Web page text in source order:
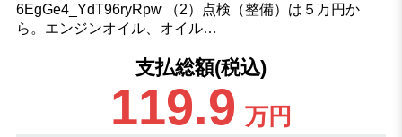
6EgGe4_YdT96ryRpw （2）点検（整備）は５万円か
ら。エンジンオイル、オイル…
支払総額(税込)
119.9 万円